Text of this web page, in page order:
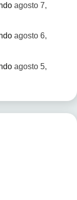
agosto 7,
agosto 6,
agosto 5,